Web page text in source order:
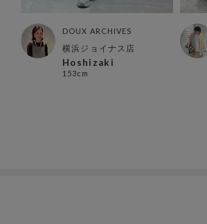
DOUX ARCHIVES
横浜ジョイナス店
Hoshizaki
153cm